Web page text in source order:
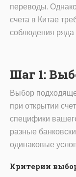
переводы.
счета в Китае
соблюдения ряда
Шаг 1:
Выбор
при открытии
специфики
разные
одинаковые
Критерии